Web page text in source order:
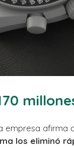
empresa afirma
los eliminó